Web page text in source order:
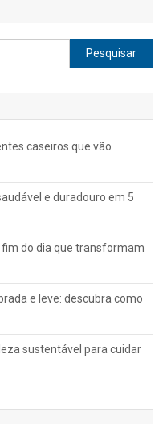
Pesquisar
por:
caseiros que vão
e duradouro em 5
do dia que transformam
e leve: descubra como
sustentável para cuidar